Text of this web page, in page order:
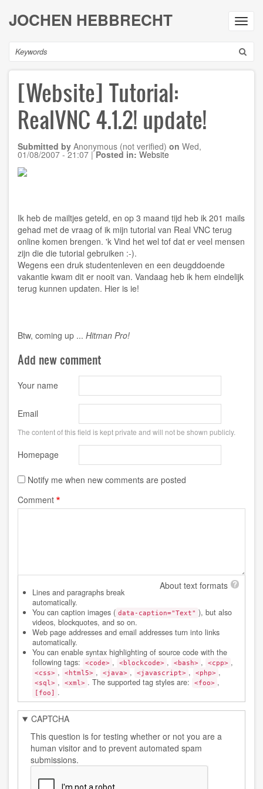
main
content
JOCHEN HEBBRECHT
Search
[Website] Tutorial:
RealVNC 4.1.2! update!
Submitted by Anonymous (not verified) on Wed,
01/08/2007 - 21:07 |Posted in: Website
Ik heb de mailtjes geteld, en op 3 maand tijd heb ik 201 mails
gehad met de vraag of ik mijn tutorial van Real VNC terug
online komen brengen. 'k Vind het wel tof dat er veel mensen
zijn die die tutorial gebruiken :-).
Wegens een druk studentenleven en een deugddoende
vakantie kwam dit er nooit van. Vandaag heb ik hem eindelijk
terug kunnen updaten. Hier is ie!
Btw, coming up ... Hitman Pro!
Add new comment
Your name
Email
The content of this field is kept private and will not be shown publicly.
Homepage
Notify me when new comments are posted
Comment
About text formats
Lines and paragraphs break
automatically.
You can caption images ( data-caption="Text" ), but also
videos, blockquotes, and so on.
Web page addresses and email addresses turn into links
automatically.
You can enable syntax highlighting of source code with the
following tags:
<code> , <blockcode> , <bash> , <cpp> ,
<css> , <html5> , <java> , <javascript> , <php> ,
<sql> , <xml> . The supported tag styles are: <foo> ,
[foo] .
CAPTCHA
This question is for testing whether or not you are a
human visitor and to prevent automated spam
submissions.